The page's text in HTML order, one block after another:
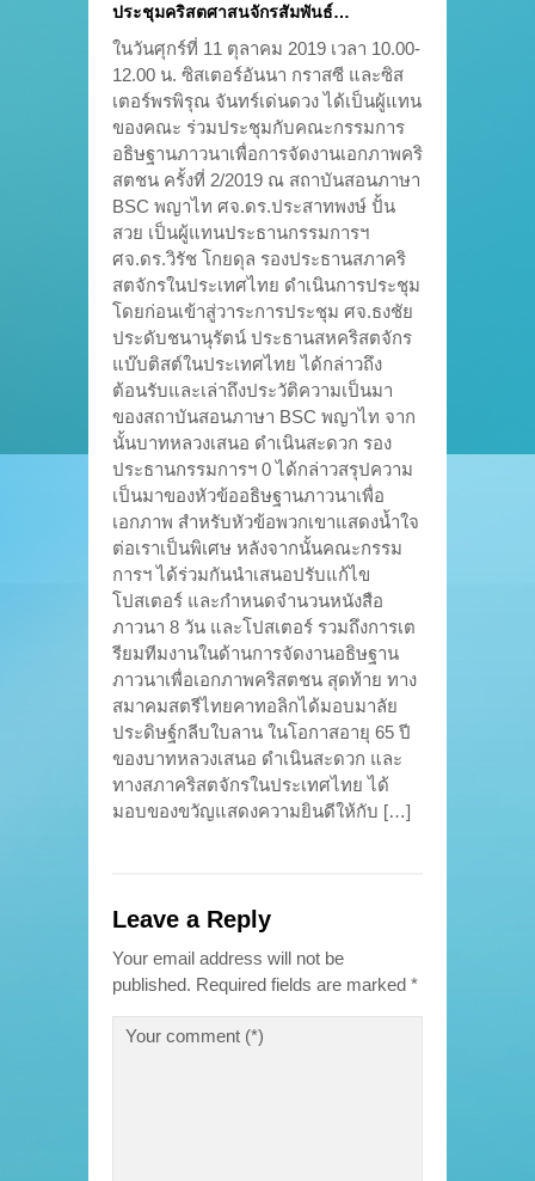
ประชุมคริสตศาสนจักรสัมพันธ์…
ในวันศุกร์ที่ 11 ตุลาคม 2019 เวลา 10.00-
12.00 น. ซิสเตอร์อันนา กราสซี และซิส
เตอร์พรพิรุณ จันทร์เด่นดวง ได้เป็นผู้แทน
ของคณะ ร่วมประชุมกับคณะกรรมการ
อธิษฐานภาวนาเพื่อการจัดงานเอกภาพคริ
สตชน ครั้งที่ 2/2019 ณ สถาบันสอนภาษา
BSC พญาไท ศจ.ดร.ประสาทพงษ์ ปั้น
สวย เป็นผู้แทนประธานกรรมการฯ
ศจ.ดร.วิรัช โกยดุล รองประธานสภาคริ
สตจักรในประเทศไทย ดำเนินการประชุม
โดยก่อนเข้าสู่วาระการประชุม ศจ.ธงชัย
ประดับชนานุรัตน์ ประธานสหคริสตจักร
แบ๊บติสต์ในประเทศไทย ได้กล่าวถึง
ต้อนรับและเล่าถึงประวัติความเป็นมา
ของสถาบันสอนภาษา BSC พญาไท จาก
นั้นบาทหลวงเสนอ ดำเนินสะดวก รอง
ประธานกรรมการฯ 0 ได้กล่าวสรุปความ
เป็นมาของหัวข้ออธิษฐานภาวนาเพื่อ
เอกภาพ สำหรับหัวข้อพวกเขาแสดงน้ำใจ
ต่อเราเป็นพิเศษ หลังจากนั้นคณะกรรม
การฯ ได้ร่วมกันนำเสนอปรับแก้ไข
โปสเตอร์ และกำหนดจำนวนหนังสือ
ภาวนา 8 วัน และโปสเตอร์ รวมถึงการเต
รียมทีมงานในด้านการจัดงานอธิษฐาน
ภาวนาเพื่อเอกภาพคริสตชน สุดท้าย ทาง
สมาคมสตรีไทยคาทอลิกได้มอบมาลัย
ประดิษฐ์กลีบใบลาน ในโอกาสอายุ 65 ปี
ของบาทหลวงเสนอ ดำเนินสะดวก และ
ทางสภาคริสตจักรในประเทศไทย ได้
มอบของขวัญแสดงความยินดีให้กับ […]
Leave a Reply
Your email address will not be
published. Required fields are marked *